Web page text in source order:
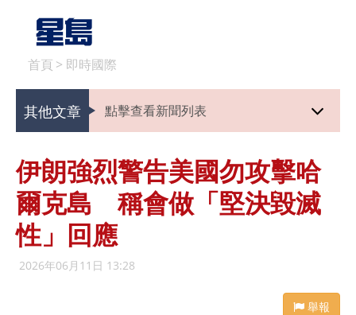
首頁 > 即時國際
其他文章 點擊查看新聞列表
伊朗強烈警告美國勿攻擊哈
爾克島 稱會做「堅決毀滅
性」回應
2026年06月11日 13:28
舉報